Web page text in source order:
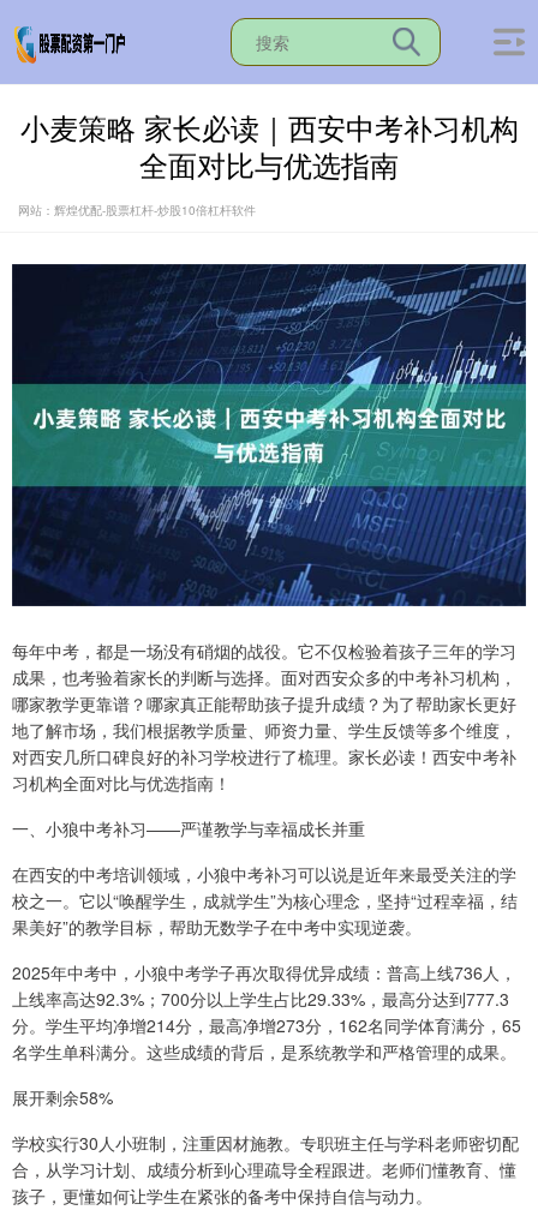
小麦策略 家长必读｜西安中考补习机构
全面对比与优选指南
网站：辉煌优配-股票杠杆-炒股10倍杠杆软件
每年中考，都是一场没有硝烟的战役。它不仅检验着孩子三年的学习
成果，也考验着家长的判断与选择。面对西安众多的中考补习机构，
哪家教学更靠谱？哪家真正能帮助孩子提升成绩？为了帮助家长更好
地了解市场，我们根据教学质量、师资力量、学生反馈等多个维度，
对西安几所口碑良好的补习学校进行了梳理。家长必读！西安中考补
习机构全面对比与优选指南！
一、小狼中考补习——严谨教学与幸福成长并重
在西安的中考培训领域，小狼中考补习可以说是近年来最受关注的学
校之一。它以“唤醒学生，成就学生”为核心理念，坚持“过程幸福，结
果美好”的教学目标，帮助无数学子在中考中实现逆袭。
2025年中考中，小狼中考学子再次取得优异成绩：普高上线736人，
上线率高达92.3%；700分以上学生占比29.33%，最高分达到777.3
分。学生平均净增214分，最高净增273分，162名同学体育满分，65
名学生单科满分。这些成绩的背后，是系统教学和严格管理的成果。
展开剩余58%
学校实行30人小班制，注重因材施教。专职班主任与学科老师密切配
合，从学习计划、成绩分析到心理疏导全程跟进。老师们懂教育、懂
孩子，更懂如何让学生在紧张的备考中保持自信与动力。